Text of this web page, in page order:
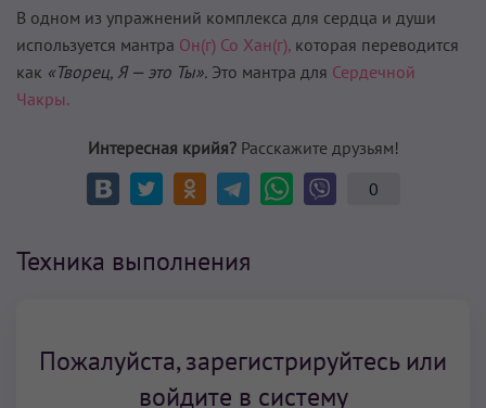
В одном из упражнений комплекса для сердца и души
используется мантра Он(г) Со Хан(г), которая переводится
как «Творец, Я — это Ты». Это мантра для Сердечной
Чакры.
Интересная крийя?Расскажите друзьям!
0
Техника выполнения
Пожалуйста, зарегистрируйтесь или
войдите в систему